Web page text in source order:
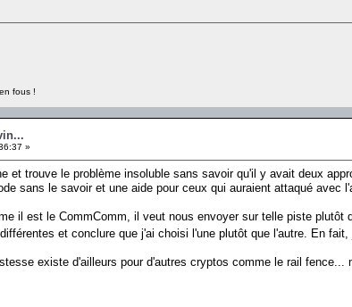
fous !
»
et trouve le problème insoluble sans savoir qu'il y avait deux
sans le savoir et une aide pour ceux qui auraient attaqué avec
il est le CommComm, il veut nous envoyer sur telle piste
et conclure que j'ai choisi l'une plutôt que l'autre. En
existe d'ailleurs pour d'autres cryptos comme le rail